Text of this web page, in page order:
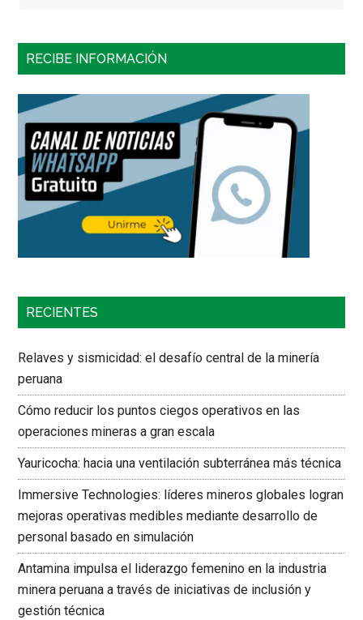
RECIBE INFORMACIÓN
RECIENTES
Relaves y sismicidad: el desafío central de la minería
peruana
Cómo reducir los puntos ciegos operativos en las
operaciones mineras a gran escala
Yauricocha: hacia una ventilación subterránea más técnica
Immersive Technologies: líderes mineros globales logran
mejoras operativas medibles mediante desarrollo de
personal basado en simulación
Antamina impulsa el liderazgo femenino en la industria
minera peruana a través de iniciativas de inclusión y
gestión técnica